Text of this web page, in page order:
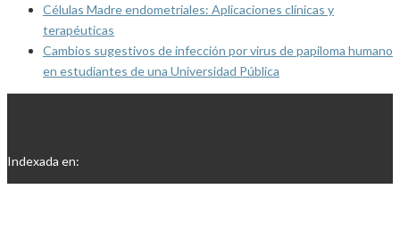
Células Madre endometriales: Aplicaciones clínicas y
terapéuticas
Cambios sugestivos de infección por virus de papiloma humano
en estudiantes de una Universidad Pública
Indexada en: